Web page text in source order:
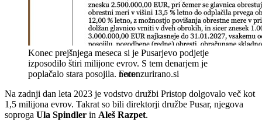
Konec prejšnjega meseca si je Pusarjevo podjetje
izposodilo štiri milijone evrov. S tem denarjem je
poplačalo stara posojila. necenzurirano.si
Na zadnji dan leta 2023 je vodstvo družbi Pristop dolgovalo več kot
1,5 milijona evrov. Takrat so bili direktorji družbe Pusar, njegova
soproga Ula Spindler in Aleš Razpet.